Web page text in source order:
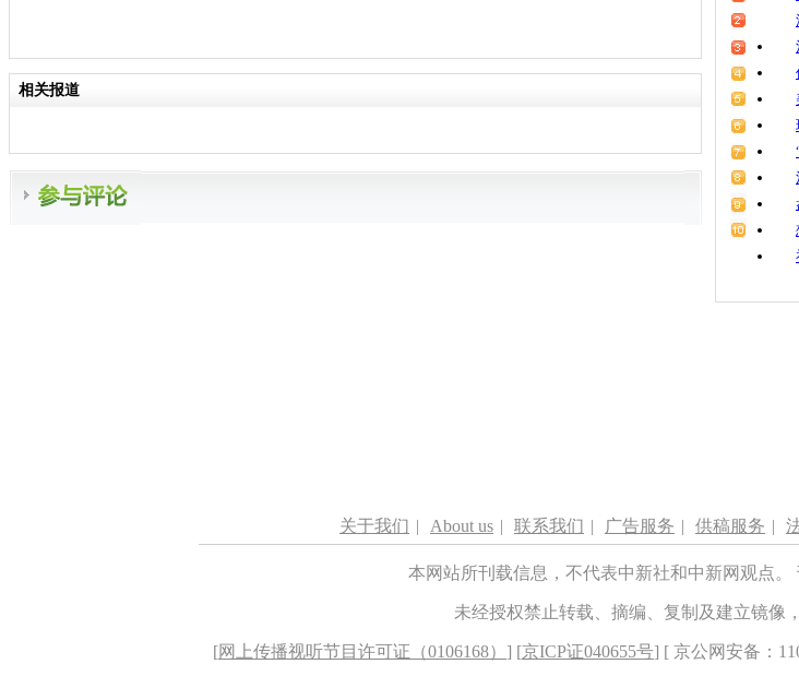
相关报道
关于我们 | About us | 联系我们 | 广告服务 | 供稿服务 |
本网站所刊载信息，不代表中新社和中新网观点。
未经授权禁止转载、摘编、复制及建立镜像
[网上传播视听节目许可证（0106168） ] [京ICP证040655号] [ 京公网安备：